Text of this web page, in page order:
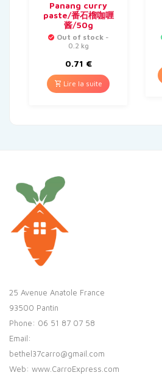
Panang curry
paste/番石榴咖喱
酱/50g
Out of stock -
0.2 kg
0.71 €
Lire la suite
25 Avenue Anatole France
93500 Pantin
Phone: 06 51 87 07 58
Email:
bethel37carro@gmail.com
Web: www.CarroExpress.com